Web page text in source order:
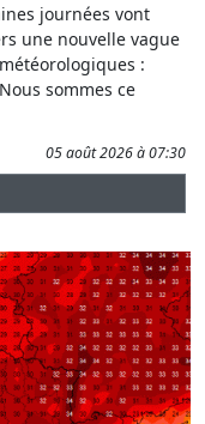
journées vont
une nouvelle vague
:
sommes ce
05 août 2026 à 07:30